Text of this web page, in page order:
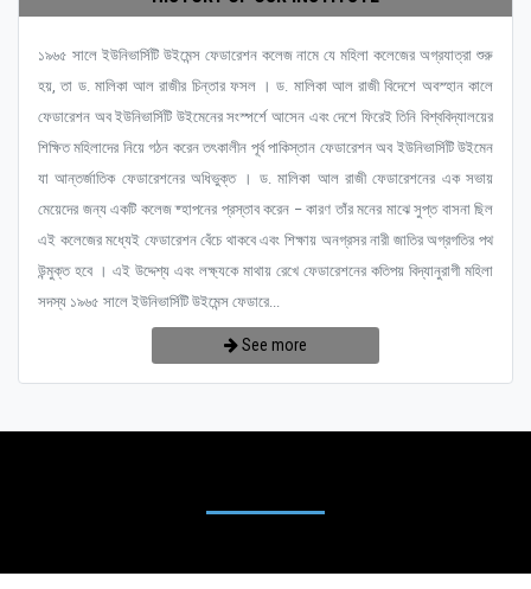
১৯৬৫ সালে ইউনিভার্সিটি উইমেন্স ফেডারেশন কলেজ নামে যে মহিলা কলেজের অগ্রযাত্রা শুরু
হয়, তা ড. মালিকা আল রাজীর চিন্তার ফসল । ড. মালিকা আল রাজী বিদেশে অবস্হান কালে
ফেডারেশন অব ইউনিভার্সিটি উইমেনের সংস্পর্শে আসেন এবং দেশে ফিরেই তিনি বিশ্ববিদ্যালয়ের
শিক্ষিত মহিলাদের নিয়ে গঠন করেন তৎকালীন পূর্ব পাকিস্তান ফেডারেশন অব ইউনিভার্সিটি উইমেন
যা আন্তর্জাতিক ফেডারেশনের অধিভুক্ত । ড. মালিকা আল রাজী ফেডারেশনের এক সভায়
মেয়েদের জন্য একটি কলেজ ষ্হাপনের প্রস্তাব করেন – কারণ তাঁর মনের মাঝে সুপ্ত বাসনা ছিল
এই কলেজের মধ্যেই ফেডারেশন বেঁচে থাকবে এবং শিক্ষায় অনগ্রসর নারী জাতির অগ্রগতির পথ
উন্মুক্ত হবে । এই উদ্দেশ্য এবং লক্ষ্যকে মাথায় রেখে ফেডারেশনের কতিপয় বিদ্যানুরাগী মহিলা
সদস্য ১৯৬৫ সালে ইউনিভার্সিটি উইমেন্স ফেডারে...
See more